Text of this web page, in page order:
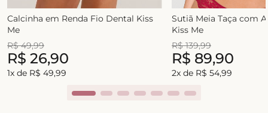
Calcinha em Renda Fio Dental Kiss
Me
R$ 49,99
R$ 26,90
1x de R$ 49,99
Sutiã Meia Taça com
Kiss Me
R$ 139,99
R$ 89,90
2x de R$ 54,99